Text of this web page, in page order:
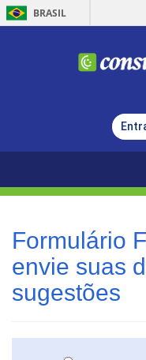
BRASIL
Formulário
envie suas
sugestões